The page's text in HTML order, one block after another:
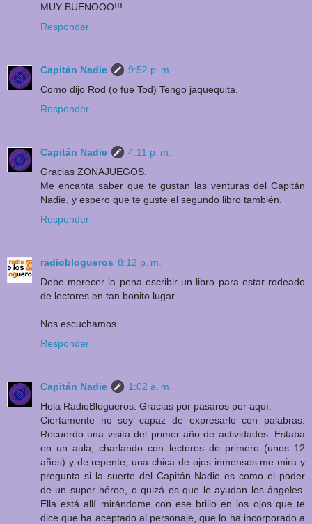
MUY BUENOOO!!!
Responder
Capitán Nadie
9:52 p. m.
Como dijo Rod (o fue Tod) Tengo jaquequita.
Responder
Capitán Nadie
4:11 p. m.
Gracias ZONAJUEGOS.
Me encanta saber que te gustan las venturas del Capitán
Nadie, y espero que te guste el segundo libro también.
Responder
radioblogueros 8:12 p. m.
Debe merecer la pena escribir un libro para estar rodeado
de lectores en tan bonito lugar.
Nos escuchamos.
Responder
Capitán Nadie
1:02 a. m.
Hola RadioBlogueros. Gracias por pasaros por aquí.
Ciertamente no soy capaz de expresarlo con palabras.
Recuerdo una visita del primer año de actividades. Estaba
en un aula, charlando con lectores de primero (unos 12
años) y de repente, una chica de ojos inmensos me mira y
pregunta si la suerte del Capitán Nadie es como el poder
de un super héroe, o quizá es que le ayudan los ángeles.
Ella está allí mirándome con ese brillo en los ojos que te
dice que ha aceptado al personaje, que lo ha incorporado a